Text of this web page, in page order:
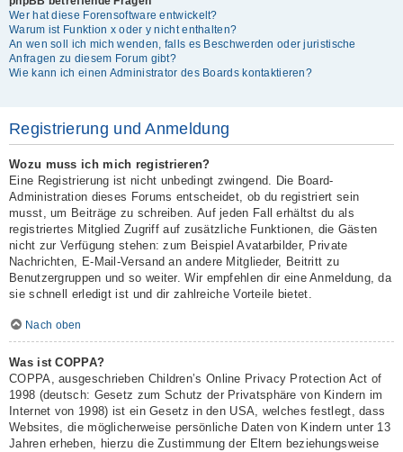
Wer hat diese Forensoftware entwickelt?
Warum ist Funktion x oder y nicht enthalten?
An wen soll ich mich wenden, falls es Beschwerden oder juristische
Anfragen zu diesem Forum gibt?
Wie kann ich einen Administrator des Boards kontaktieren?
Registrierung und Anmeldung
Wozu muss ich mich registrieren?
Eine Registrierung ist nicht unbedingt zwingend. Die Board-
Administration dieses Forums entscheidet, ob du registriert sein
musst, um Beiträge zu schreiben. Auf jeden Fall erhältst du als
registriertes Mitglied Zugriff auf zusätzliche Funktionen, die Gästen
nicht zur Verfügung stehen: zum Beispiel Avatarbilder, Private
Nachrichten, E-Mail-Versand an andere Mitglieder, Beitritt zu
Benutzergruppen und so weiter. Wir empfehlen dir eine Anmeldung, da
sie schnell erledigt ist und dir zahlreiche Vorteile bietet.
Nach oben
Was ist COPPA?
COPPA, ausgeschrieben Children’s Online Privacy Protection Act of
1998 (deutsch: Gesetz zum Schutz der Privatsphäre von Kindern im
Internet von 1998) ist ein Gesetz in den USA, welches festlegt, dass
Websites, die möglicherweise persönliche Daten von Kindern unter 13
Jahren erheben, hierzu die Zustimmung der Eltern beziehungsweise